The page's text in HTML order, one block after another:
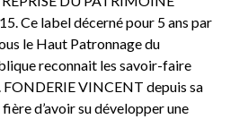
Ce label décerné pour 5 ans par
le Haut Patronnage du
reconnait les savoir-faire
FONDERIE VINCENT depuis sa
d’avoir su développer une